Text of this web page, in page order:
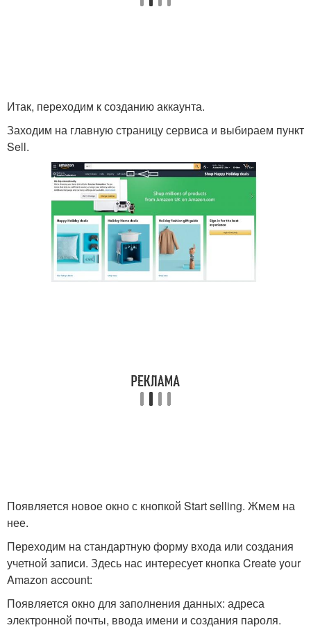
Итак, переходим к созданию аккаунта.
Заходим на главную страницу сервиса и выбираем пункт
Sell.
Появляется новое окно с кнопкой Start selling. Жмем на
нее.
Переходим на стандартную форму входа или создания
учетной записи. Здесь нас интересует кнопка Create your
Amazon account:
Появляется окно для заполнения данных: адреса
электронной почты, ввода имени и создания пароля.